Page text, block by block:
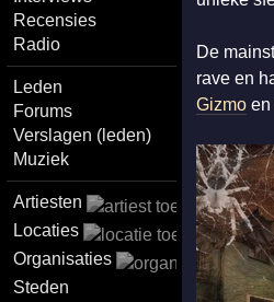
Recensies
Radio
Leden
Forums
Verslagen (leden)
Muziek
Artiesten
Locaties
Organisaties
Steden
De
rave en
Gizmoen